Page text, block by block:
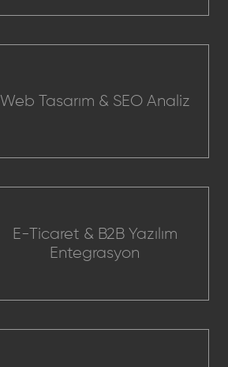
Web Tasarım & SEO Analiz
E-Ticaret & B2B Yazılım
Entegrasyon